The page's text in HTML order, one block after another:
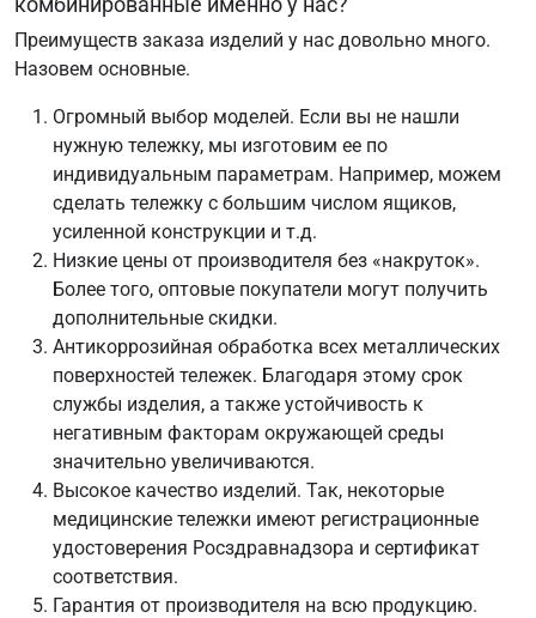
Преимуществ заказа изделий у нас довольно много.
Назовем основные.
Огромный выбор моделей. Если вы не нашли
нужную тележку, мы изготовим ее по
индивидуальным параметрам. Например, можем
сделать тележку с большим числом ящиков,
усиленной конструкции и т.д.
Низкие цены от производителя без «накруток».
Более того, оптовые покупатели могут получить
дополнительные скидки.
Антикоррозийная обработка всех металлических
поверхностей тележек. Благодаря этому срок
службы изделия, а также устойчивость к
негативным факторам окружающей среды
значительно увеличиваются.
Высокое качество изделий. Так, некоторые
медицинские тележки имеют регистрационные
удостоверения Росздравнадзора и сертификат
соответствия.
Гарантия от производителя на всю продукцию.